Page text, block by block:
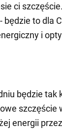
ci
będzie to dla
i
będzie tak
szczęście
energii